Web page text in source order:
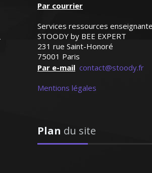
Madame F. Marie -
d’anglais -
J’enseigne l'économie et
sein de l’éducation
Par courrier
Services ressources
STOODY by BEE EXPERT
231 rue Saint-Honoré
75001 Paris
Par e-mail contact@stoody.fr
Mentions légales
Plan du site